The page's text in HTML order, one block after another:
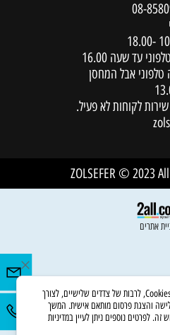
08-
עד שעה 16.00
טלפוני אבל המחסן
לקוחות לא פעיל.
ZOLSEFER © 2023
אתרים
לידיעתך, באתרנו נעשה שימוש בקבצי Cookies, לרבות של צדדים שלישיים, לצורך
והצגת פרסום מותאם אישית. המשך
לפרטים נוספים ניתן לעיין במדיניות